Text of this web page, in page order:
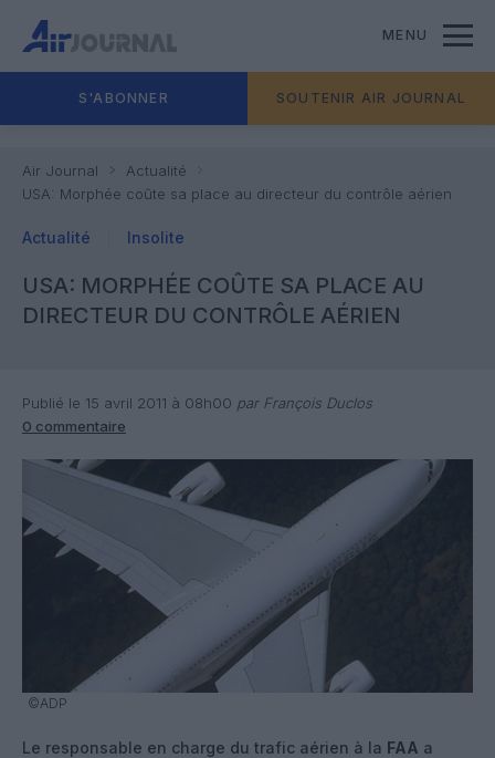
MENU
S'ABONNER SOUTENIR AIR JOURNAL
Air Journal
Actualité
USA: Morphée coûte sa place au directeur du contrôle aérien
Actualité Insolite
USA: MORPHÉE COÛTE SA PLACE AU
DIRECTEUR DU CONTRÔLE AÉRIEN
Publié le 15 avril 2011 à 08h00 par François Duclos
0 commentaire
©ADP
Le responsable en charge du trafic aérien à la FAA a